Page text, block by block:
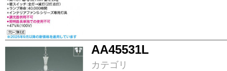
AA45531L
カテゴリ